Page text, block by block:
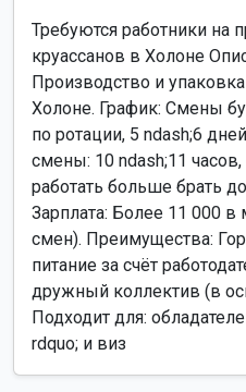
Требуются работники на
круассанов в Холоне
Производство и
Холоне. График: Смены
по ротации, 5 ndash;6
смены: 10 ndash;11
работать больше брать
Зарплата: Более 11 000 в
смен). Преимущества:
питание за счёт
дружный коллектив (в
Подходит для:
rdquo; и виз